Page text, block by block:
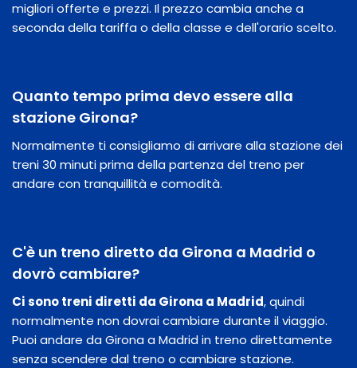
migliori offerte e prezzi. Il prezzo cambia anche a
seconda della tariffa o della classe e dell'orario scelto.
Quanto tempo prima devo essere alla
stazione Girona?
Normalmente ti consigliamo di arrivare alla stazione dei
treni 30 minuti prima della partenza del treno per
andare con tranquillità e comodità.
C'è un treno diretto da Girona a Madrid o
dovrò cambiare?
Ci sono treni diretti da Girona a Madrid, quindi
normalmente non dovrai cambiare durante il viaggio.
Puoi andare da Girona a Madrid in treno direttamente
senza scendere dal treno o cambiare stazione.